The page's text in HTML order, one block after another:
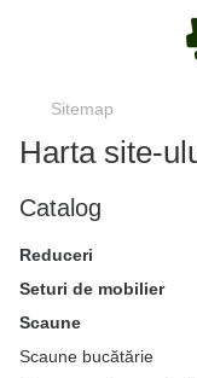
Sitemap
Harta site-
Catalog
Reduceri
Seturi de mobilier
Scaune
Scaune bucătărie